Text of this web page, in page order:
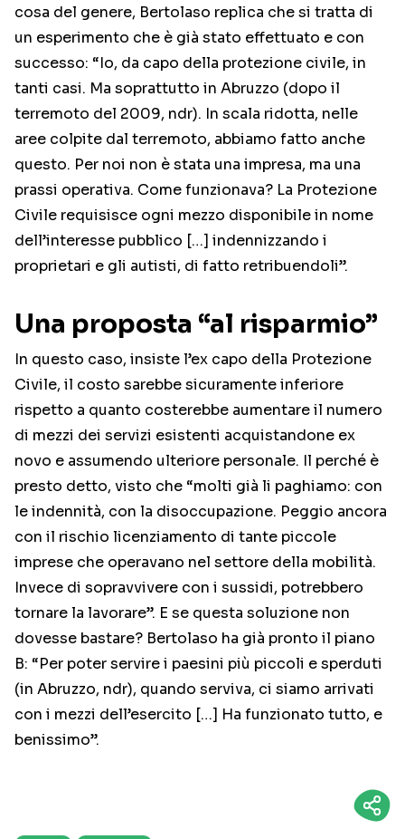
cosa del genere, Bertolaso replica che si tratta di
un esperimento che è già stato effettuato e con
successo: “Io, da capo della protezione civile, in
tanti casi. Ma soprattutto in Abruzzo (dopo il
terremoto del 2009, ndr). In scala ridotta, nelle
aree colpite dal terremoto, abbiamo fatto anche
questo. Per noi non è stata una impresa, ma una
prassi operativa. Come funzionava? La Protezione
Civile requisisce ogni mezzo disponibile in nome
dell’interesse pubblico […] indennizzando i
proprietari e gli autisti, di fatto retribuendoli”.
Una proposta “al risparmio”
In questo caso, insiste l’ex capo della Protezione
Civile, il costo sarebbe sicuramente inferiore
rispetto a quanto costerebbe aumentare il numero
di mezzi dei servizi esistenti acquistandone ex
novo e assumendo ulteriore personale. Il perché è
presto detto, visto che “molti già li paghiamo: con
le indennità, con la disoccupazione. Peggio ancora
con il rischio licenziamento di tante piccole
imprese che operavano nel settore della mobilità.
Invece di sopravvivere con i sussidi, potrebbero
tornare la lavorare”. E se questa soluzione non
dovesse bastare? Bertolaso ha già pronto il piano
B: “Per poter servire i paesini più piccoli e sperduti
(in Abruzzo, ndr), quando serviva, ci siamo arrivati
con i mezzi dell’esercito […] Ha funzionato tutto, e
benissimo”.